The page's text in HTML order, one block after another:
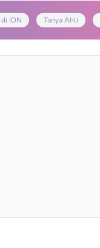
IDN Tanya Ahli